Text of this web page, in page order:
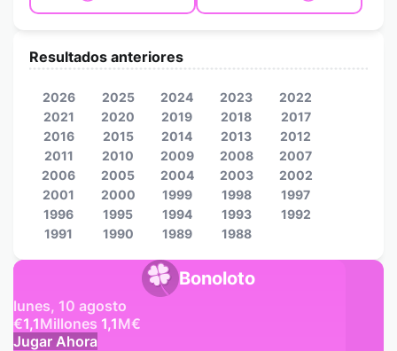
Bonoloto
lunes, 10 agosto
€1,1Millones 1,1M€
Jugar Ahora
Resultados anteriores
2026 2025 2024 2023
2022
2021
2020 2019 2018
2017
2016
2015 2014 2013
2012
2011
2010 2009 2008
2007
2006
2005 2004 2003
2002
2001
2000 1999 1998
1997
1996
1995 1994 1993
1992
1991
1990 1989 1988